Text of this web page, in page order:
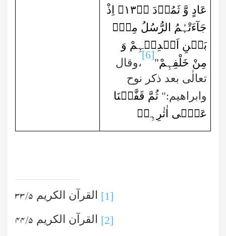
عَادٍ وَّ ثَمُوۡدَ ﴿ؕ۱۳﴾ اِذْ
جَآءَتْہُمُ الرُّسُلُ مِنۡۢ
بَیۡنِ اَیۡدِیۡہِمْ وَ
مِنْ خَلْفِہِمْ"
[6]
،وقال
تعالٰی بعد ذکر نوح
وابراھیم:" ثُمَّ قَفَّیۡنَا
عَلٰۤی اٰثٰرِہِمۡ
[1] القرآن الکریم ۵/ ۳۳
[2] القرآن الکریم ۵/ ۴۴